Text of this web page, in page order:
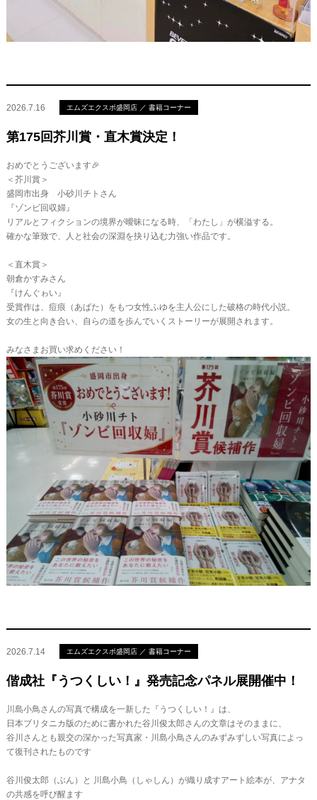
2026.7.16 エムズエクスポ盛岡店 ／ 書籍コーナー
第175回芥川賞・直木賞決定！
おめでとうございます🎉
＜芥川賞＞
盛岡市出身 小砂川チトさん
『ゾンビ回収婦』
リアルとフィクションの境界が曖昧になる時、「わたし」が横溢する。
確かな筆致で、人と社会の深淵を抉り込む力強い作品です。
＜直木賞＞
朝倉かすみさん
『けんぐゎい』
受賞作は、痘痕（あばた）をもつ女性ふゆを主人公にした破格の時代小説。
女の生と向き合い、自らの道を歩んでいくストーリーが展開されます。
みなさまお買い求めください！
2026.7.14 エムズエクスポ盛岡店 ／ 書籍コーナー
偕成社『うつくしい！』発売記念パネル展開催中！
川島小鳥さんの写真で構成を一新した『うつくしい！』は、
日本ブリタニカ版のために書かれた谷川俊太郎さんの文章はそのままに、
谷川さんとも親交の深かった写真家・川島小鳥さんのみずみずしい写真によっ
て復刊されたものです
谷川俊太郎（ぶん）と 川島小鳥（しゃしん）が織り成すアート絵本が、アナタ
の共感を呼び醒ます